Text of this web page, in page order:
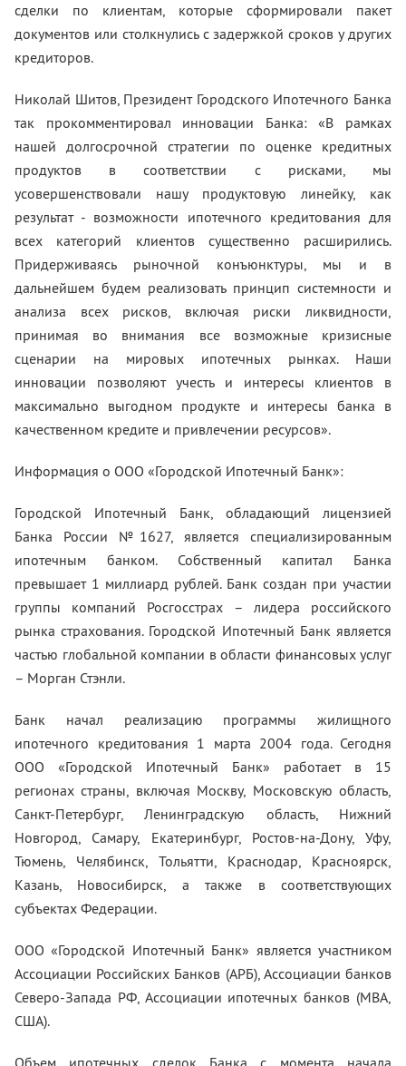
сделки по клиентам, которые сформировали пакет
документов или столкнулись с задержкой сроков у других
кредиторов.
Николай Шитов, Президент Городского Ипотечного Банка
так прокомментировал инновации Банка: «В рамках
нашей долгосрочной стратегии по оценке кредитных
продуктов в соответствии с рисками, мы
усовершенствовали нашу продуктовую линейку, как
результат - возможности ипотечного кредитования для
всех категорий клиентов существенно расширились.
Придерживаясь рыночной конъюнктуры, мы и в
дальнейшем будем реализовать принцип системности и
анализа всех рисков, включая риски ликвидности,
принимая во внимания все возможные кризисные
сценарии на мировых ипотечных рынках. Наши
инновации позволяют учесть и интересы клиентов в
максимально выгодном продукте и интересы банка в
качественном кредите и привлечении ресурсов».
Информация о ООО «Городской Ипотечный Банк»:
Городской Ипотечный Банк, обладающий лицензией
Банка России №1627, является специализированным
ипотечным банком. Собственный капитал Банка
превышает 1 миллиард рублей. Банк создан при участии
группы компаний Росгосстрах – лидера российского
рынка страхования. Городской Ипотечный Банк является
частью глобальной компании в области финансовых услуг
– Moрган Стэнли.
Банк начал реализацию программы жилищного
ипотечного кредитования 1 марта 2004 года. Сегодня
ООО «Городской Ипотечный Банк» работает в 15
регионах страны, включая Москву, Московскую область,
Санкт-Петербург, Ленинградскую область, Нижний
Новгород, Самару, Екатеринбург, Ростов-на-Дону, Уфу,
Тюмень, Челябинск, Тольятти, Краснодар, Красноярск,
Казань, Новосибирск, а также в соответствующих
субъектах Федерации.
ООО «Городской Ипотечный Банк» является участником
Ассоциации Российских Банков (АРБ), Ассоциации банков
Северо-Запада РФ, Ассоциации ипотечных банков (MBA,
США).
Объем ипотечных сделок Банка с момента начала